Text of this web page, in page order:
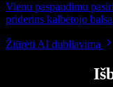
Vienu paspaudimu
priderins kalbėtojo
Žiūrėti AI dubliavimą